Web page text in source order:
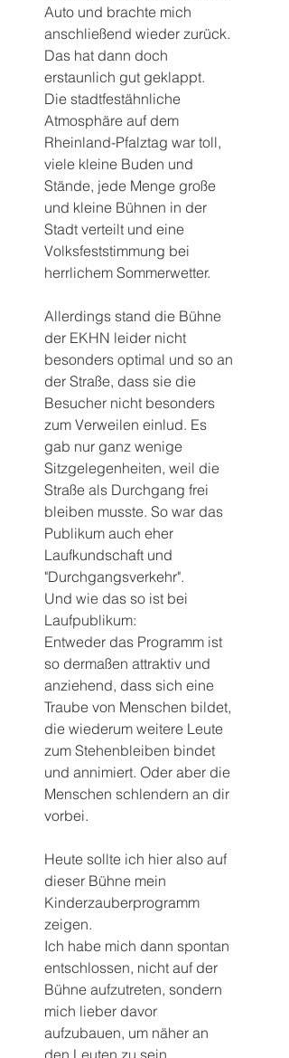
Auto und brachte mich
anschließend wieder zurück.
Das hat dann doch
erstaunlich gut geklappt.
Die stadtfestähnliche
Atmosphäre auf dem
Rheinland-Pfalztag war toll,
viele kleine Buden und
Stände, jede Menge große
und kleine Bühnen in der
Stadt verteilt und eine
Volksfeststimmung bei
herrlichem Sommerwetter.
Allerdings stand die Bühne
der EKHN leider nicht
besonders optimal und so an
der Straße, dass sie die
Besucher nicht besonders
zum Verweilen einlud. Es
gab nur ganz wenige
Sitzgelegenheiten, weil die
Straße als Durchgang frei
bleiben musste. So war das
Publikum auch eher
Laufkundschaft und
"Durchgangsverkehr".
Und wie das so ist bei
Laufpublikum:
Entweder das Programm ist
so dermaßen attraktiv und
anziehend, dass sich eine
Traube von Menschen bildet,
die wiederum weitere Leute
zum Stehenbleiben bindet
und annimiert. Oder aber die
Menschen schlendern an dir
vorbei.
Heute sollte ich hier also auf
dieser Bühne mein
Kinderzauberprogramm
zeigen.
Ich habe mich dann spontan
entschlossen, nicht auf der
Bühne aufzutreten, sondern
mich lieber davor
aufzubauen, um näher an
den Leuten zu sein.